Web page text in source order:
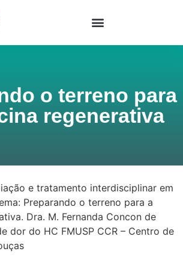
o terreno para
regenerativa
e tratamento interdisciplinar em
Preparando o terreno para a
Dra. M. Fernanda Concon de
dor do HC FMUSP CCR – Centro de